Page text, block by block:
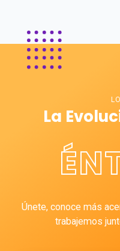
La
Únete, conoce más
trabajemos